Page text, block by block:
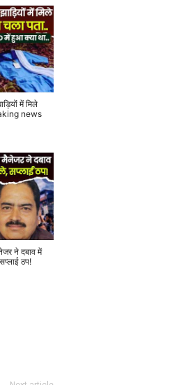
में मिले
news
ने दबाव में
ठप!